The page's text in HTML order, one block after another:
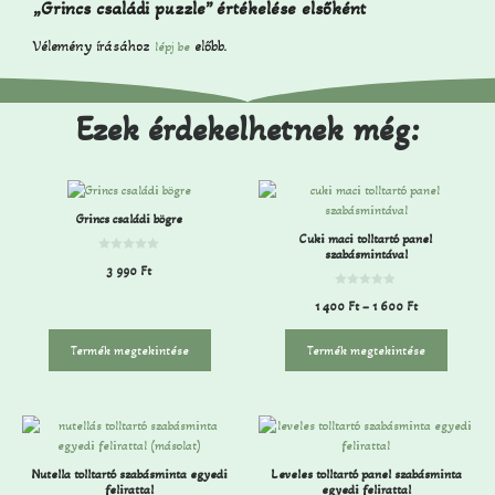
„Grincs családi puzzle” értékelése elsőként
Vélemény írásához lépj be előbb.
Ezek érdekelhetnek még:
Grincs családi bögre
ő
3 990 Ft
Termék megtekintése
Cuki maci tolltartó panel
szabásmintával
a
5
b
l
1 400 Ft – 1 600 Ft
Termék megtekintése
Nutella tolltartó szabásminta egyedi
felirattal
Leveles tolltartó panel szabásminta
egyedi felirattal